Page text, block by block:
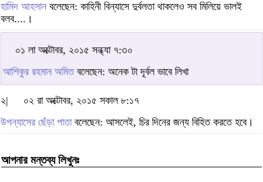
হামিদ আহসান বলেছেন: কাহিনী বিন্যাসে দুর্বলতা থাকলেও সব মিলিয়ে ভালই
বলব....।
০১ লা অক্টোবর, ২০১৫ সন্ধ্যা ৭:৩০
আশিকুর রহমান অমিতবলেছেন: অনেক টা দূর্বল ভাবে লিখা
২|
০২ রা অক্টোবর, ২০১৫ সকাল ৮:১৭
উপন্যাসের ছেঁড়া পাতাবলেছেন: আসলেই, চির দিনের জন্য বিহিত করতে হবে।
আপনার মন্তব্য লিখুনঃ